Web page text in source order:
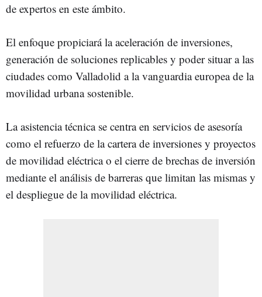
de expertos en este ámbito.
El enfoque propiciará la aceleración de inversiones,
generación de soluciones replicables y poder situar a las
ciudades como Valladolid a la vanguardia europea de la
movilidad urbana sostenible.
La asistencia técnica se centra en servicios de asesoría
como el refuerzo de la cartera de inversiones y proyectos
de movilidad eléctrica o el cierre de brechas de inversión
mediante el análisis de barreras que limitan las mismas y
el despliegue de la movilidad eléctrica.